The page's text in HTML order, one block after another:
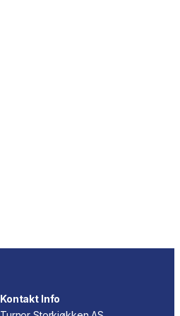
Kontakt Info